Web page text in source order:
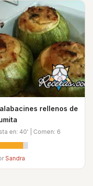
rellenos de
en: 40' | Comen: 6
Sandra